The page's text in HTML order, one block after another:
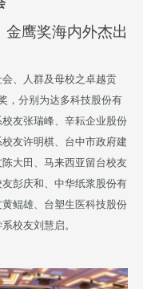
鹰奖海内外杰出
、人群及母校之卓越贡
，分别为达多科技股份有
友张瑞峰、辛耘企业股份
友许明棋、台中市政府建
大田、马来西亚留台校友
彭庆和、中华纸浆股份有
鲲雄、台塑生医科技股份
校友刘慧启。